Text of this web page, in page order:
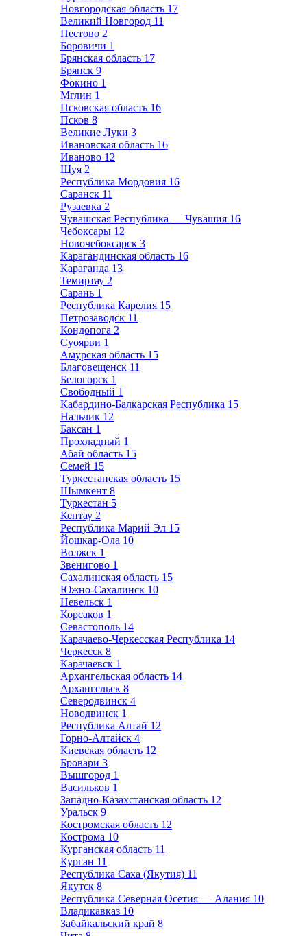
Новгородская область 17
Великий Новгород 11
Пестово 2
Боровичи 1
Брянская область 17
Брянск 9
Фокино 1
Мглин 1
Псковская область 16
Псков 8
Великие Луки 3
Ивановская область 16
Иваново 12
Шуя 2
Республика Мордовия 16
Саранск 11
Рузаевка 2
Чувашская Республика — Чувашия 16
Чебоксары 12
Новочебоксарск 3
Карагандинская область 16
Караганда 13
Темиртау 2
Сарань 1
Республика Карелия 15
Петрозаводск 11
Кондопога 2
Суоярви 1
Амурская область 15
Благовещенск 11
Белогорск 1
Свободный 1
Кабардино-Балкарская Республика 15
Нальчик 12
Баксан 1
Прохладный 1
Абай область 15
Семей 15
Туркестанская область 15
Шымкент 8
Туркестан 5
Кентау 2
Республика Марий Эл 15
Йошкар-Ола 10
Волжск 1
Звенигово 1
Сахалинская область 15
Южно-Сахалинск 10
Невельск 1
Корсаков 1
Севастополь 14
Карачаево-Черкесская Республика 14
Черкесск 8
Карачаевск 1
Архангельская область 14
Архангельск 8
Северодвинск 4
Новодвинск 1
Республика Алтай 12
Горно-Алтайск 4
Киевская область 12
Бровари 3
Вышгород 1
Васильков 1
Западно-Казахстанская область 12
Уральск 9
Костромская область 12
Кострома 10
Курганская область 11
Курган 11
Республика Саха (Якутия) 11
Якутск 8
Республика Северная Осетия — Алания 10
Владикавказ 10
Забайкальский край 8